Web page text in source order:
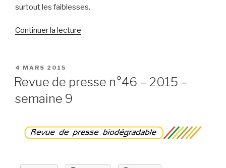
surtout les faiblesses.
Continuer la lecture
n°47
semaine
10 »
PUBLIÉ
LE
4 MARS 2015
Revue de presse n°46 – 2015 –
semaine 9